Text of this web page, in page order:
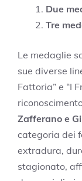
Due
Tre
Le medaglie
sue diverse
Fattoria” e “I
Zafferano e
categoria dei
extradura,
stagionato,